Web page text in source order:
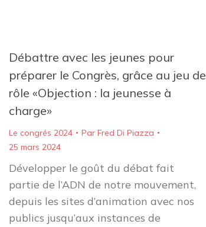
Débattre avec les jeunes pour
préparer le Congrès, grâce au jeu de
rôle «Objection : la jeunesse à
charge»
Le congrés 2024 Par Fred Di Piazza
25 mars 2024
Développer le goût du débat fait
partie de l’ADN de notre mouvement,
depuis les sites d’animation avec nos
publics jusqu’aux instances de